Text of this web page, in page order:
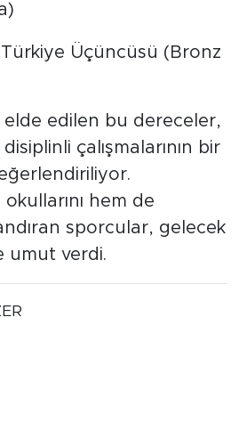
Türkiye Üçüncüsü (Bronz
elde edilen bu dereceler,
çalışmalarının bir
okullarını hem de
sporcular, gelecek
umut verdi.